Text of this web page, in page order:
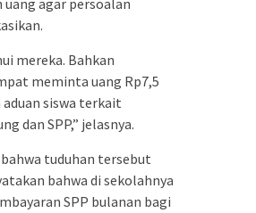
agar persoalan
mereka. Bahkan
meminta uang Rp7,5
aduan siswa terkait
dan SPP,” jelasnya.
tuduhan tersebut
bahwa di sekolahnya
SPP bulanan bagi